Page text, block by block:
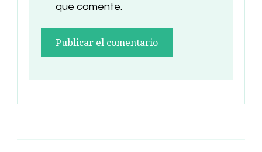
que comente.